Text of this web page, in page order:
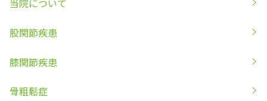
当院について
股関節疾患
膝関節疾患
骨粗鬆症